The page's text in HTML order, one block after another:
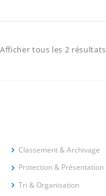
Afficher tous les 2 résultats
Classement & Archivage
Protection & Présentation
Tri & Organisation